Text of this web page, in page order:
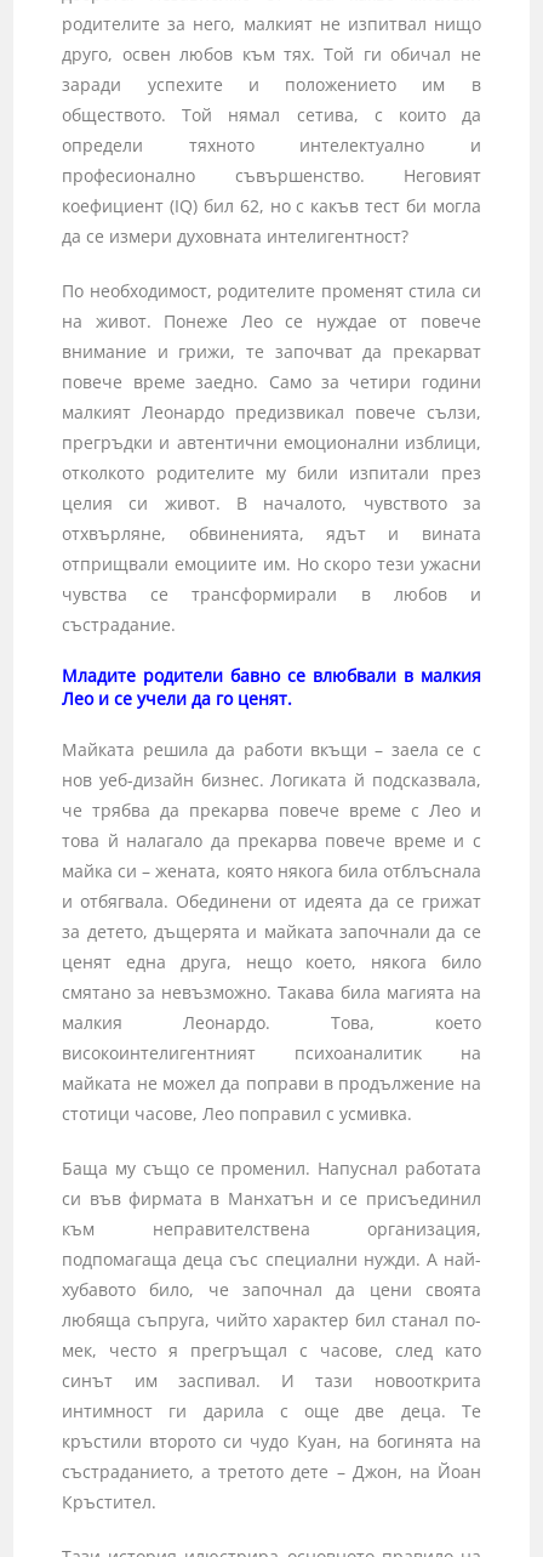
родителите за него, малкият не изпитвал нищо
друго, освен любов към тях. Той ги обичал не
заради успехите и положението им в
обществото. Той нямал сетива, с които да
определи тяхното интелектуално и
професионално съвършенство. Неговият
коефициент (IQ) бил 62, но с какъв тест би могла
да се измери духовната интелигентност?
По необходимост, родителите променят стила си
на живот. Понеже Лео се нуждае от повече
внимание и грижи, те започват да прекарват
повече време заедно. Само за четири години
малкият Леонардо предизвикал повече сълзи,
прегръдки и автентични емоционални изблици,
отколкото родителите му били изпитали през
целия си живот. В началото, чувството за
отхвърляне, обвиненията, ядът и вината
отприщвали емоциите им. Но скоро тези ужасни
чувства се трансформирали в любов и
състрадание.
Младите родители бавно се влюбвали в малкия
Лео и се учели да го ценят.
Майката решила да работи вкъщи – заела се с
нов уеб-дизайн бизнес. Логиката й подсказвала,
че трябва да прекарва повече време с Лео и
това й налагало да прекарва повече време и с
майка си – жената, която някога била отблъснала
и отбягвала. Обединени от идеята да се грижат
за детето, дъщерята и майката започнали да се
ценят една друга, нещо което, някога било
смятано за невъзможно. Такава била магията на
малкия Леонардо. Това, което
високоинтелигентни­ят психоаналитик на
майката не можел да поправи в продължение на
стотици часове, Лео поправил с усмивка.
Баща му също се променил. Напуснал работата
си във фирмата в Манхатън и се присъединил
към неправителствена организация,
подпомагаща деца със специални нужди. А най-
хубавото било, че започнал да цени своята
любяща съпруга, чийто характер бил станал по-
мек, често я прегръщал с часове, след като
синът им заспивал. И тази новооткрита
интимност ги дарила с още две деца. Те
кръстили второто си чудо Куан, на богинята на
състраданието, а третото дете – Джон, на Йоан
Кръстител.